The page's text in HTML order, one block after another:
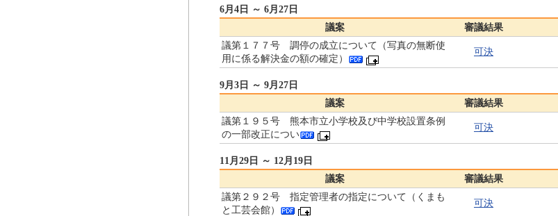
6月4日 ～ 6月27日
議案
審議結果
議第１７７号 調停の成立について（写真の無断使
用に係る解決金の額の確定）
可決
9月3日 ～ 9月27日
議案
審議結果
議第１９５号 熊本市立小学校及び中学校設置条例
の一部改正につい
可決
11月29日 ～ 12月19日
議案
審議結果
議第２９２号 指定管理者の指定について（くまも
と工芸会館）
可決